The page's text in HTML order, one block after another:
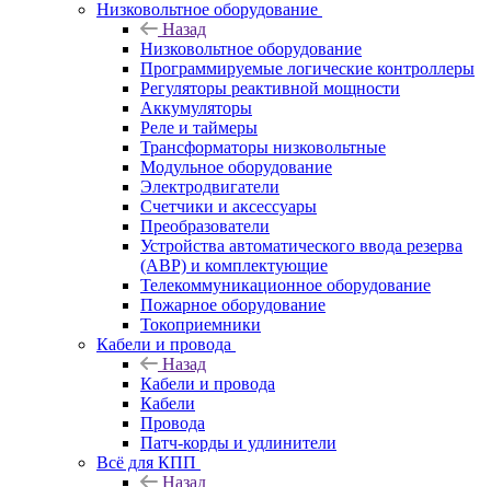
Низковольтное оборудование
Назад
Низковольтное оборудование
Программируемые логические контроллеры
Регуляторы реактивной мощности
Аккумуляторы
Реле и таймеры
Трансформаторы низковольтные
Модульное оборудование
Электродвигатели
Счетчики и аксессуары
Преобразователи
Устройства автоматического ввода резерва
(АВР) и комплектующие
Телекоммуникационное оборудование
Пожарное оборудование
Токоприемники
Кабели и провода
Назад
Кабели и провода
Кабели
Провода
Патч-корды и удлинители
Всё для КПП
Назад